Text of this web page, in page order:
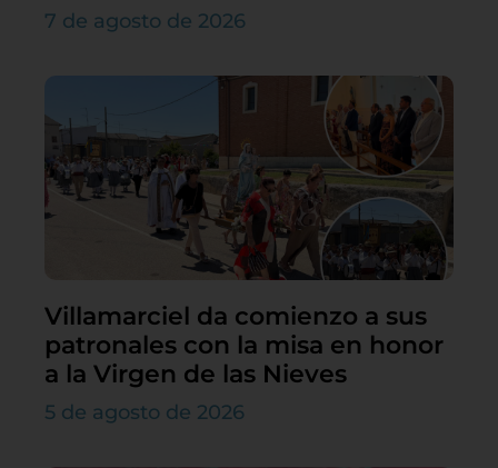
7 de agosto de 2026
Villamarciel da comienzo a sus
patronales con la misa en honor
a la Virgen de las Nieves
5 de agosto de 2026